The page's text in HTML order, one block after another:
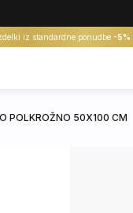
iz standardne ponudbe -5%
POLKROŽNO 50X100 CM